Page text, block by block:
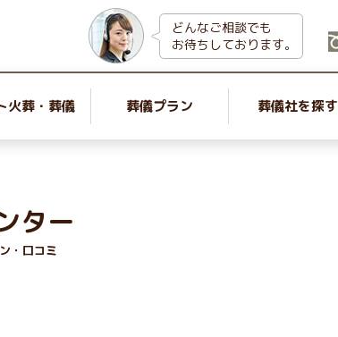
どんなご相談でも
お待ちしております。
火葬・葬儀 葬儀プラン 葬儀社を探す
ター
・口コミ